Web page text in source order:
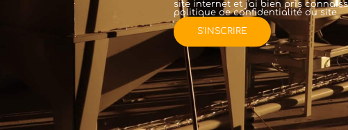
site internet et j'ai bien pris
politique de confidentialitédu site